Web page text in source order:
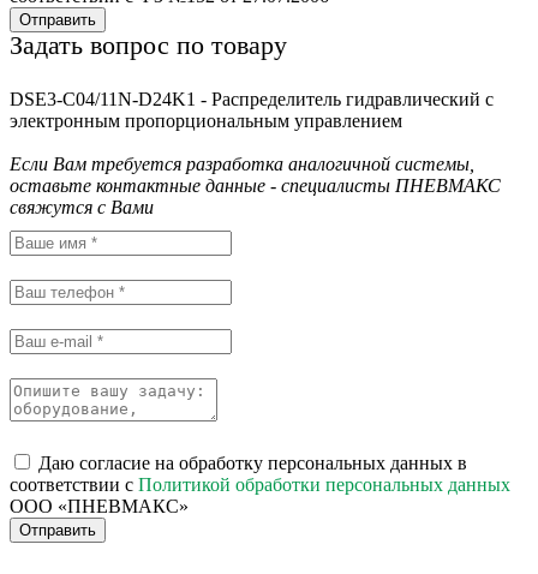
Отправить
Задать вопрос по товару
DSE3-C04/11N-D24K1 - Распределитель гидравлический с
электронным пропорциональным управлением
Если Вам требуется разработка аналогичной системы,
оставьте контактные данные - специалисты ПНЕВМАКС
свяжутся с Вами
Даю согласие на обработку персональных данных в
соответствии с Политикой обработки персональных данных
ООО «ПНЕВМАКС»
Отправить